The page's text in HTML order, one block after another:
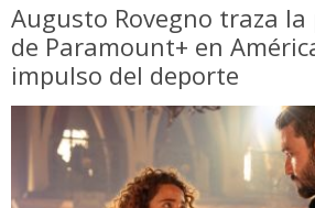
Augusto Rovegno traza
de Paramount+ en
impulso del deporte